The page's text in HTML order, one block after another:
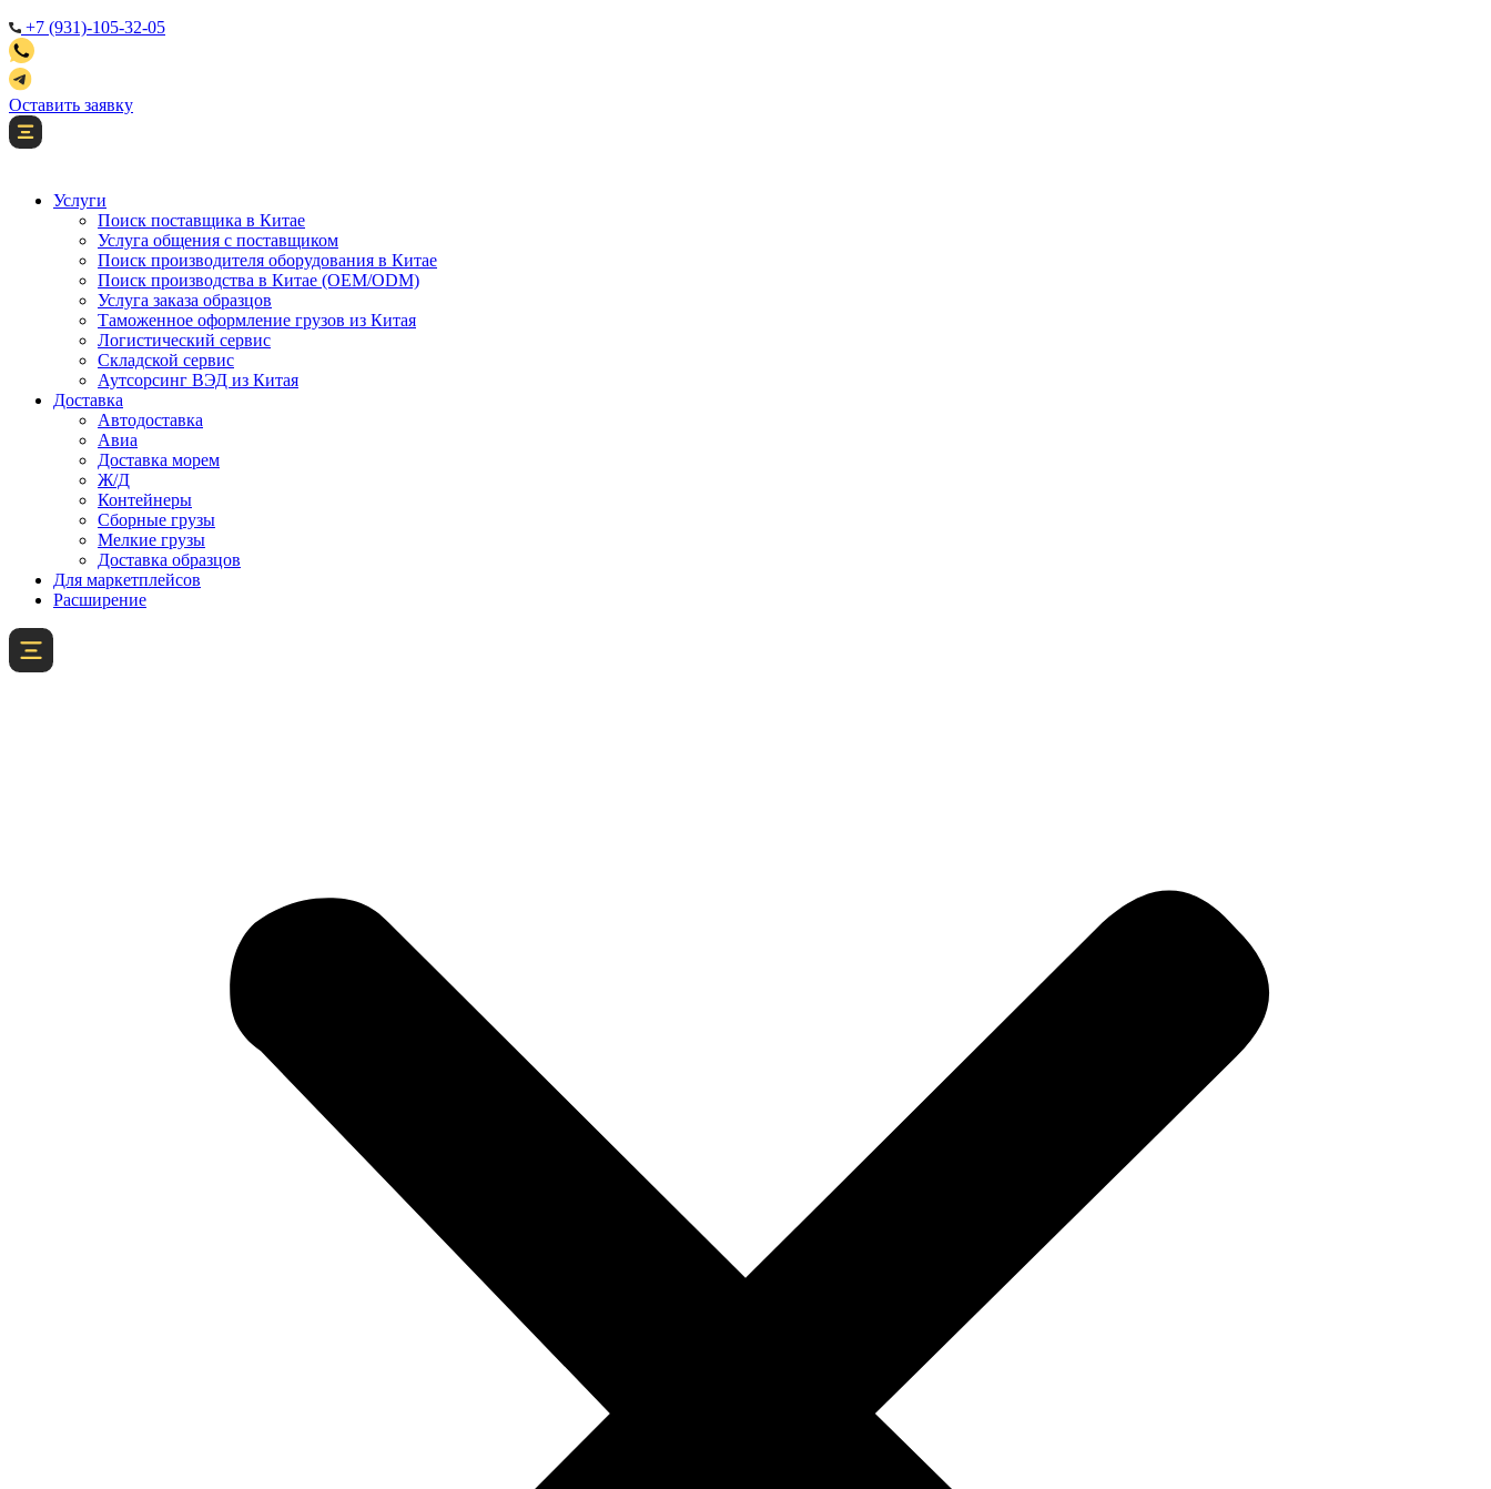
+7 (931)-105-32-05
Оставить заявку
Услуги
Поиск поставщика в Китае
Услуга общения с поставщиком
Поиск производителя оборудования в Китае
Поиск производства в Китае (OEM/ODM)
Услуга заказа образцов
Таможенное оформление грузов из Китая
Логистический сервис
Складской сервис
Аутсорсинг ВЭД из Китая
Доставка
Автодоставка
Авиа
Доставка морем
Ж/Д
Контейнеры
Сборные грузы
Мелкие грузы
Доставка образцов
Для маркетплейсов
Расширение